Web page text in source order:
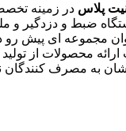
پلاس در زمینه
ضبط و دزدگیر و
مجموعه ای پیش
محصولات از تولید
به مصرف کنندگان